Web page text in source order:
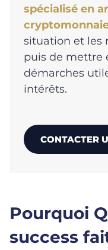
spécialisé en
situation et les
puis de mettre
démarches
intérêts.
CONTACTER
Pourquoi
success